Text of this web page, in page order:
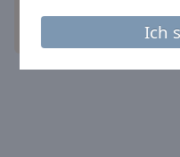
Ich